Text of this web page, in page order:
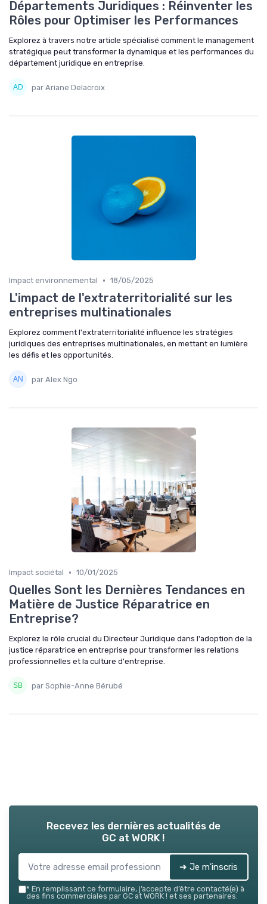
Départements Juridiques : Réinventer les
Rôles pour Optimiser les Performances
Explorez à travers notre article spécialisé comment le management
stratégique peut transformer la dynamique et les performances du
département juridique en entreprise.
par Ariane Delacroix
Impact environnemental • 18/05/2025
L'impact de l'extraterritorialité sur les
entreprises multinationales
Explorez comment l'extraterritorialité influence les stratégies
juridiques des entreprises multinationales, en mettant en lumière
les défis et les opportunités.
par Alex Ngo
Impact sociétal • 10/01/2025
Quelles Sont les Dernières Tendances en
Matière de Justice Réparatrice en
Entreprise?
Explorez le rôle crucial du Directeur Juridique dans l'adoption de la
justice réparatrice en entreprise pour transformer les relations
professionnelles et la culture d'entreprise.
par Sophie-Anne Bérubé
Recevez les dernières actualités de
GC at WORK !
➔ Je m'inscris
* En remplissant ce formulaire, j’accepte d’être contacté(e) à
des fins commerciales par GC at WORK ! et ses partenaires.